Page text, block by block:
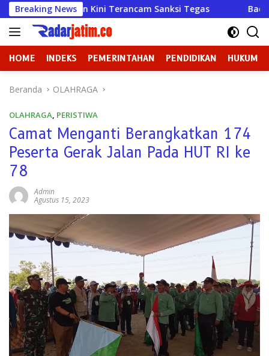
Langsung
ke
konten
Breaking News
Kini Terancam Sanksi Tegas Badan
HOME INDEKS PEMERINTAHAN PENDIDIKAN HUKUM
Beranda OLAHRAGA
OLAHRAGA, PERISTIWA
Camat Menganti Berangkatkan 174
Peserta Gerak Jalan Pada HUT RI ke
78
Admin
Agustus 15, 2023